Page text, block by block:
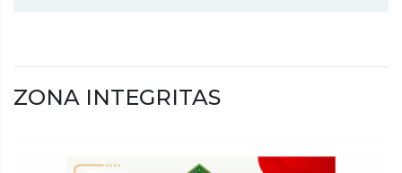
ZONA INTEGRITAS